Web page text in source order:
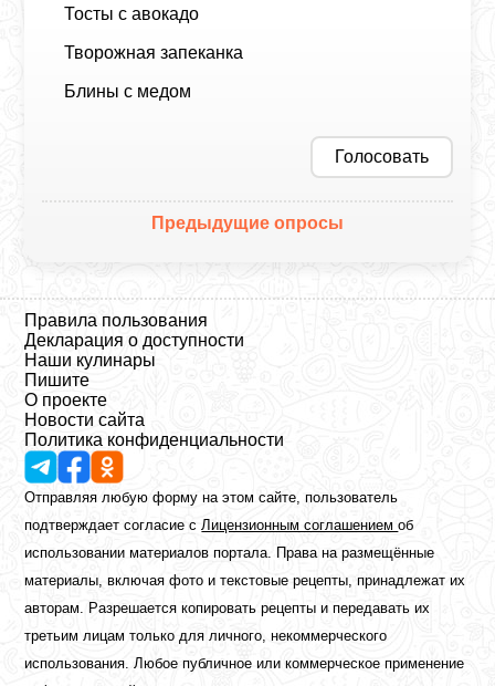
Тосты с авокадо
Творожная запеканка
Блины с медом
Голосовать
Предыдущие опросы
Правила пользования
Декларация о доступности
Наши кулинары
Пишите
О проекте
Новости сайта
Политика конфиденциальности
Отправляя любую форму на этом сайте, пользователь
подтверждает согласие сЛицензионным соглашениемоб
использовании материалов портала. Права на размещённые
материалы, включая фото и текстовые рецепты, принадлежат их
авторам. Разрешается копировать рецепты и передавать их
третьим лицам только для личного, некоммерческого
использования. Любое публичное или коммерческое применение